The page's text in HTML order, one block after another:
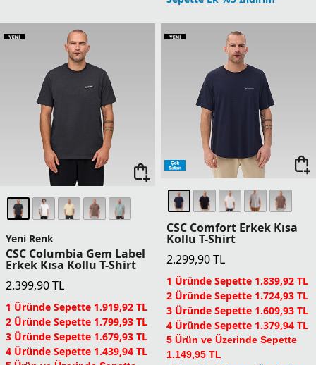
Yeni Renk
CSC Columbia Gem Label
Erkek Kısa Kollu T-Shirt
2.399,90TL
1 Üründe Sepette 1.919,92 TL
2 Üründe Sepette 1.799,93 TL
3 Üründe Sepette 1.679,93 TL
4 Üründe Sepette 1.439,94 TL
CSC Comfort Erkek Kısa
Kollu T-Shirt
2.299,90TL
1 Üründe Sepette 1.839,92 TL
2 Üründe Sepette 1.724,93 TL
3 Üründe Sepette 1.609,93 TL
4 Üründe Sepette 1.379,94 TL
5 Ürün ve Üzerinde Sepette
1.149,95 TL